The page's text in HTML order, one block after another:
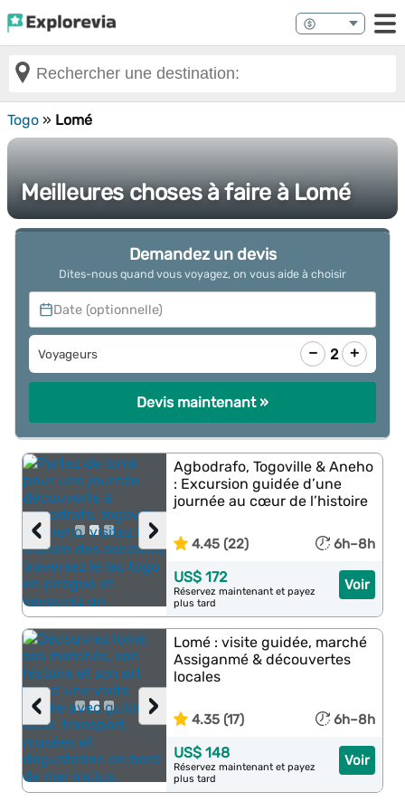
Togo » Lomé
Meilleures choses à faire à Lomé
Demandez un devis
Dites-nous quand vous voyagez, on vous aide à choisir
Date (optionnelle)
Voyageurs − 2 +
Devis maintenant »
›
‹
Agbodrafo, Togoville & Aneho
: Excursion guidée d’une
journée au cœur de l’histoire
4.45 (22) 6h–8h
Voir
US$ 172
Réservez maintenant et payez
plus tard
›
‹
Lomé : visite guidée, marché
Assiganmé & découvertes
locales
4.35 (17) 6h–8h
Voir
US$ 148
Réservez maintenant et payez
plus tard